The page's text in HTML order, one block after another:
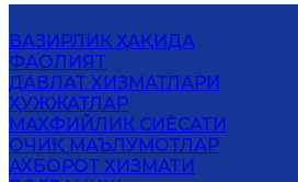
ВАЗИРЛИК ҲАҚИДА
ФАОЛИЯТ
ДАВЛАТ ХИЗМАТЛАРИ
ҲУЖЖАТЛАР
MАХФИЙЛИК СИЁСАТИ
ОЧИҚ МАЪЛУМОТЛАР
АХБОРОТ ХИЗМАТИ